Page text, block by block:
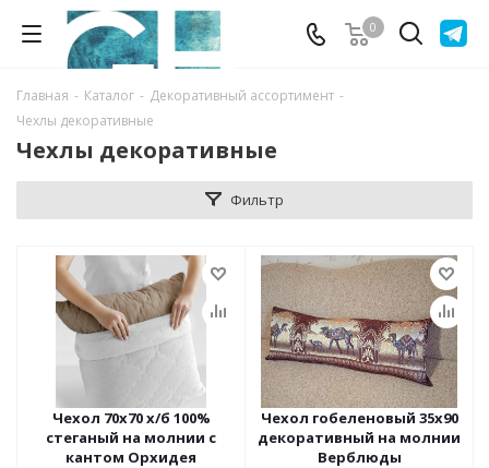
0
Главная - Каталог - Декоративный ассортимент -
Чехлы декоративные
Чехлы декоративные
Фильтр
Чехол 70х70 х/б 100%
стеганый на молнии с
кантом Орхидея
Чехол гобеленовый 35х90
декоративный на молнии
Верблюды